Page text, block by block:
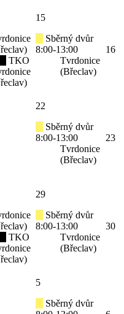
TKO
15
Sběrný dvůr
8:00-13:00
Tvrdonice
(Břeclav)
16
22
Sběrný dvůr
8:00-13:00
Tvrdonice
(Břeclav)
23
TKO
29
Sběrný dvůr
8:00-13:00
Tvrdonice
(Břeclav)
30
5
Sběrný dvůr